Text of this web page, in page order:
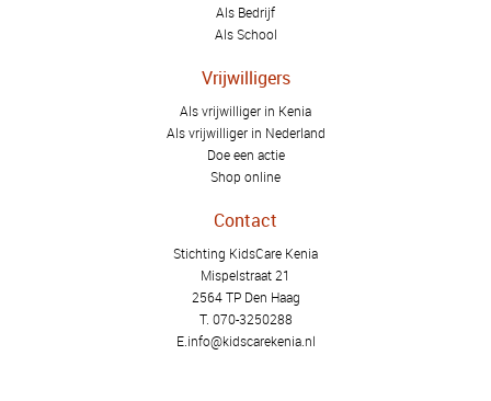
Als Bedrijf
Als School
Vrijwilligers
Als vrijwilliger in Kenia
Als vrijwilliger in Nederland
Doe een actie
Shop online
Contact
Stichting KidsCare Kenia
Mispelstraat 21
2564 TP Den Haag
T. 070-3250288
E. info@kidscarekenia.nl